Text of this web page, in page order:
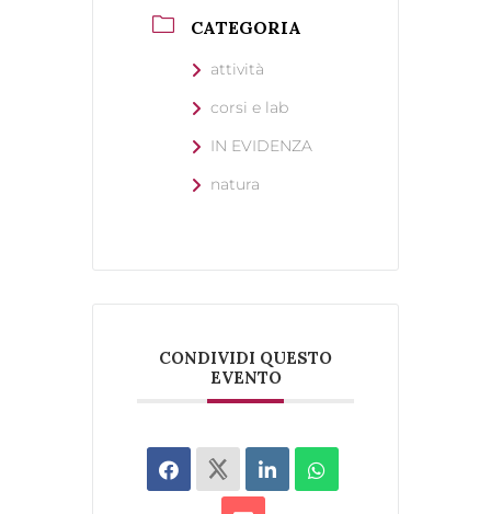
CATEGORIA
attività
corsi e lab
IN EVIDENZA
natura
CONDIVIDI QUESTO
EVENTO